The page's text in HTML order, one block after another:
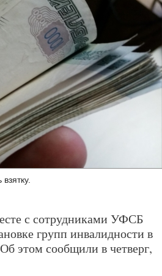
с сотрудниками УФСБ
групп инвалидности в
этом сообщили в четверг,